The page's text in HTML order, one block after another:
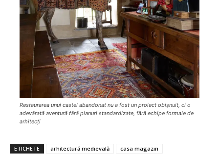
Restaurarea unui castel abandonat nu a fost un proiect obișnuit, ci o
adevărată aventură fără planuri standardizate, fără echipe formale de
arhitecți
ETICHETE arhitectură medievală
casa magazin